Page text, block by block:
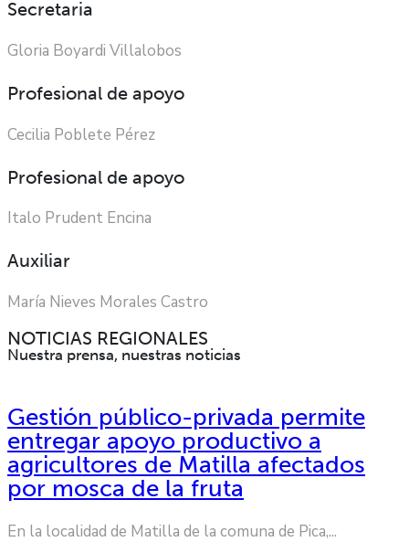
Secretaria
Gloria Boyardi Villalobos
Profesional de apoyo
Cecilia Poblete Pérez
Profesional de apoyo
Italo Prudent Encina
Auxiliar
María Nieves Morales Castro
NOTICIAS REGIONALES
Nuestra prensa, nuestras noticias
Gestión público-privada permite
entregar apoyo productivo a
agricultores de Matilla afectados
por mosca de la fruta
En la localidad de Matilla de la comuna de Pica,...